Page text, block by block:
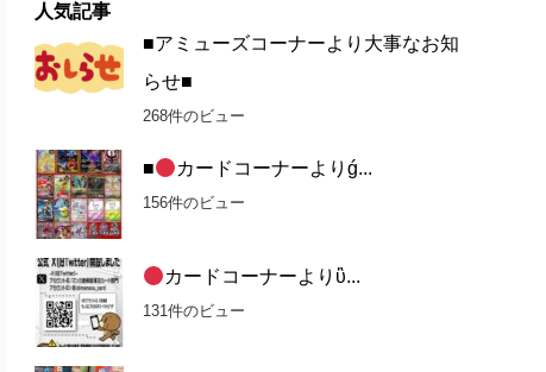
人気記事
■アミューズコーナーより大事なお知
らせ■
268件のビュー
■ カードコーナーよりǵ...
156件のビュー
カードコーナーよりὓ...
131件のビュー